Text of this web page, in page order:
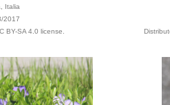
Italia
2017
BY-SA 4.0 license.